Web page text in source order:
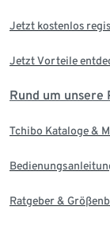
Jetzt kostenlos
Jetzt Vorteile
Rund um unsere
Tchibo Kataloge &
Ratgeber &